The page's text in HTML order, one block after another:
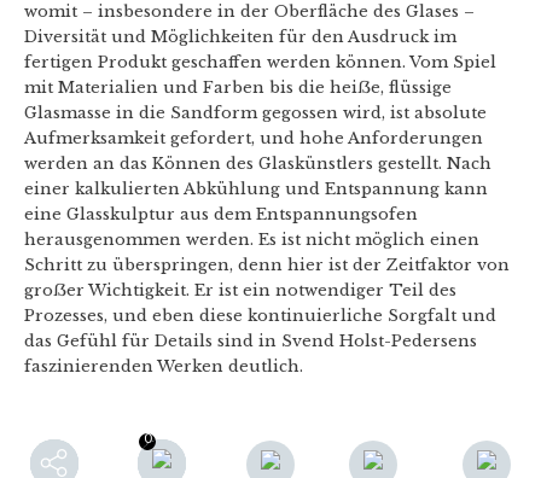
0
0
F
womit – insbesondere in der Oberfläche des Glases –
Diversität und Möglichkeiten für den Ausdruck im
fertigen Produkt geschaffen werden können. Vom Spiel
mit Materialien und Farben bis die heiẞe, flüssige
Glasmasse in die Sandform gegossen wird, ist absolute
Aufmerksamkeit gefordert, und hohe Anforderungen
werden an das Können des Glaskünstlers gestellt. Nach
einer kalkulierten Abkühlung und Entspannung kann
eine Glasskulptur aus dem Entspannungsofen
herausgenommen werden. Es ist nicht möglich einen
Schritt zu überspringen, denn hier ist der Zeitfaktor von
groẞer Wichtigkeit. Er ist ein notwendiger Teil des
Prozesses, und eben diese kontinuierliche Sorgfalt und
das Gefühl für Details sind in Svend Holst-Pedersens
faszinierenden Werken deutlich.